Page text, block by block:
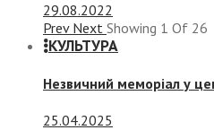
29.08.2022
Prev Next Showing 1 Of 26
КУЛЬТУРА
Незвичний меморіал у
25.04.2025